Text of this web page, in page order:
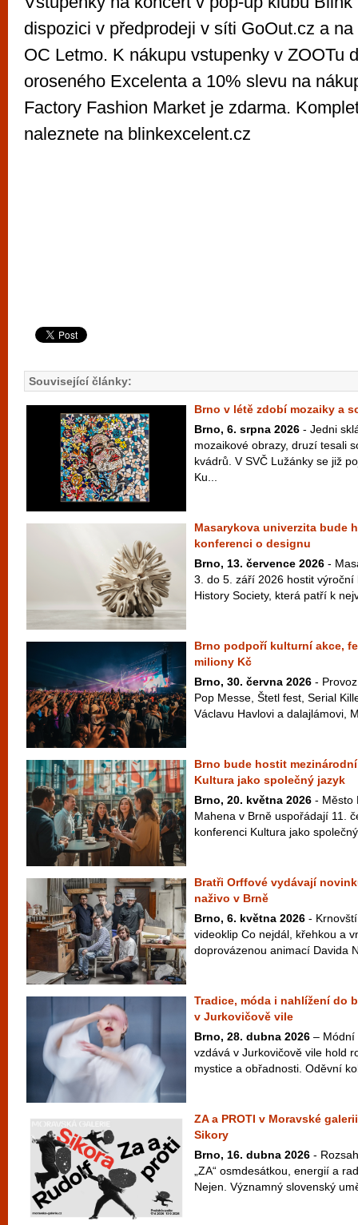
dispozici v předprodeji v síti GoOut.cz a
OC Letmo. K nákupu vstupenky v ZOOTu
oroseného Excelenta a 10% slevu na
Factory Fashion Market je zdarma.
naleznete na blinkexcelent.cz
Související články:
Brno v létě zdobí mozaiky a
Brno, 6. srpna 2026 - Jedni
mozaikové obrazy, druzí tesali
kvádrů. V SVČ Lužánky se již
Ku...
Masarykova univerzita bude
konferenci o designu
Brno, 13. července 2026 -
3. do 5. září 2026 hostit
History Society, která patří k
Brno podpoří kulturní akce,
miliony Kč
Brno, 30. června 2026 -
Pop Messe, Štetl fest, Serial
Václavu Havlovi a dalajlámovi,
Brno bude hostit
Kultura jako společný jazyk
Brno, 20. května 2026 - Město
Mahena v Brně uspořádají 11.
konferenci Kultura jako
Bratři Orffové vydávají
naživo v Brně
Brno, 6. května 2026 -
videoklip Co nejdál, křehkou a
doprovázenou animací Davida
Tradice, móda i nahlížení do
v Jurkovičově vile
Brno, 28. dubna 2026 – Módní
vzdává v Jurkovičově vile hold
mystice a obřadnosti. Oděvní
ZA a PROTI v Moravské
Sikory
Brno, 16. dubna 2026 -
„ZA“ osmdesátkou, energií a
Nejen. Významný slovenský